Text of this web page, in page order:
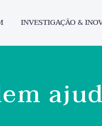
INVESTIGAÇÃO &